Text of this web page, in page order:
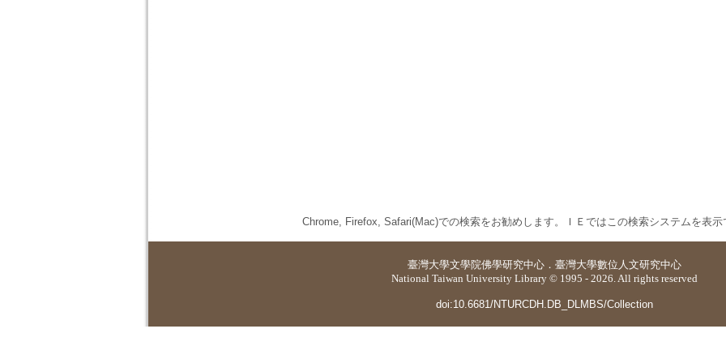
Chrome, Firefox, Safari(Mac)での検索をお勧めします。ＩＥではこの検索システムを表示
臺灣大學文學院佛學研究中心 ． 臺灣大學數位人文研究中心
National Taiwan University Library © 1995 - 2026. All rights reserved
doi:10.6681/NTURCDH.DB_DLMBS/Collection